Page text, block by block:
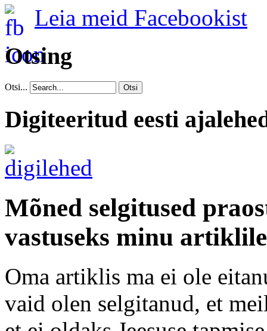
Leia meid Facebookist
Otsing
Otsi... Otsi
Digiteeritud eesti
Mõned selgitused
vastuseks minu
Oma artiklis ma ei ole
vaid olen selgitanud, et